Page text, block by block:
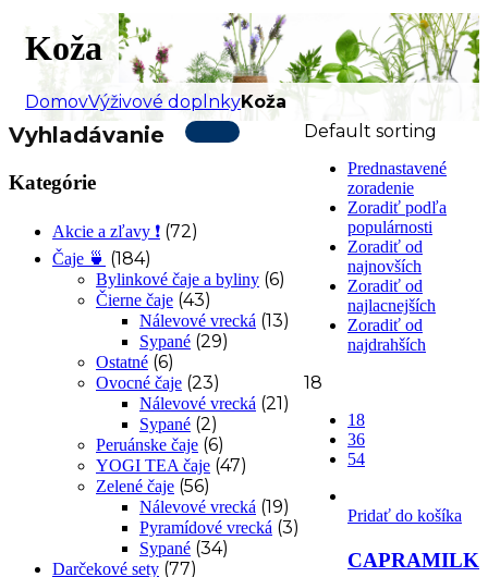
Koža
DomovVýživové doplnkyKoža
Vyhladávanie
Kategórie
Akcie a zľavy ❗ (72)
Čaje 🍵 (184)
Bylinkové čaje a byliny (6)
Čierne čaje (43)
Nálevové vrecká (13)
Sypané (29)
Ostatné (6)
Ovocné čaje (23)
Nálevové vrecká (21)
Sypané (2)
Peruánske čaje (6)
YOGI TEA čaje (47)
Zelené čaje (56)
Nálevové vrecká (19)
Pyramídové vrecká (3)
Sypané (34)
Darčekové sety (77)
Default sorting
Prednastavené
zoradenie
Zoradiť podľa
populárnosti
Zoradiť od
najnovších
Zoradiť od
najlacnejších
Zoradiť od
najdrahších
18
18
36
54
Pridať do košíka
CAPRAMILK